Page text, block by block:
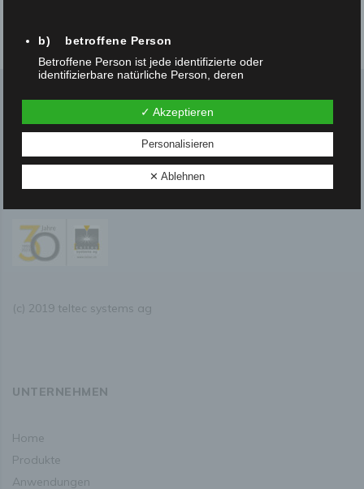
(c) 2019 teltec systems ag
UNTERNEHMEN
home
produkte
anwendungen
b) betroffene Person
Betroffene Person ist jede identifizierte oder
identifizierbare natürliche Person, deren
Verantwortlichen verarbeitet werden.
Verarbeitung ist jeder mit oder ohne Hilfe automatisierter
Verfahren ausgeführte Vorgang oder jede solche
personenbezogenen Daten wie das Erheben, das
die Anpassung oder Veränderung, das Auslesen, das
Abfragen, die Verwendung, die Offenlegung durch
Übermittlung, Verbreitung oder eine andere Form der
personenbezogener Daten, die darin besteht, dass diese
personenbezogenen Daten verwendet werden, um
✓ Akzeptieren
Personalisieren
✕ Ablehnen